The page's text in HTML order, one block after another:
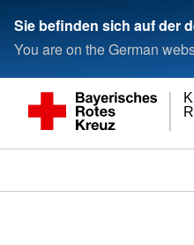
Sie befinden sich auf der
You are on the German